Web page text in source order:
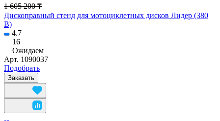
1 605 200 ₸
Дископравный стенд для мотоциклетных дисков Лидер (380
В)
4.7
16
Ожидаем
Арт. 1090037
Подобрать
Заказать